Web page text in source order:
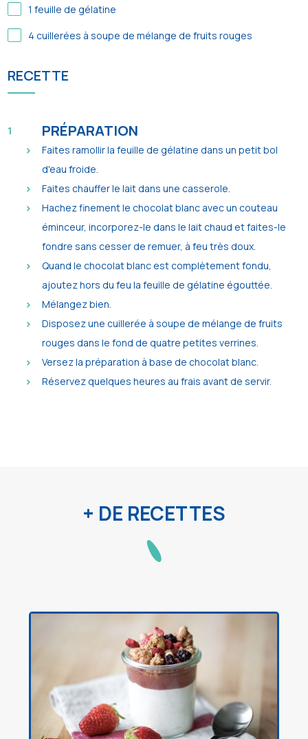
1 feuille de gélatine
4 cuillerées à soupe de mélange de fruits rouges
RECETTE
PRÉPARATION
Faites ramollir la feuille de gélatine dans un petit bol
d'eau froide.
Faites chauffer le lait dans une casserole.
Hachez finement le chocolat blanc avec un couteau
éminceur, incorporez-le dans le lait chaud et faites-le
fondre sans cesser de remuer, à feu très doux.
Quand le chocolat blanc est complètement fondu,
ajoutez hors du feu la feuille de gélatine égouttée.
Mélangez bien.
Disposez une cuillerée à soupe de mélange de fruits
rouges dans le fond de quatre petites verrines.
Versez la préparation à base de chocolat blanc.
Réservez quelques heures au frais avant de servir.
+ DE RECETTES